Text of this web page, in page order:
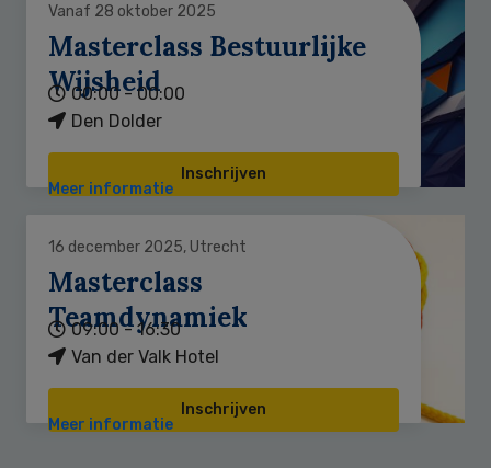
Vanaf 28 oktober 2025
Masterclass Bestuurlijke
Wijsheid
00:00 - 00:00
Den Dolder
Inschrijven
Meer informatie
16 december 2025, Utrecht
Masterclass
Teamdynamiek
09:00 - 16:30
Van der Valk Hotel
Inschrijven
Meer informatie